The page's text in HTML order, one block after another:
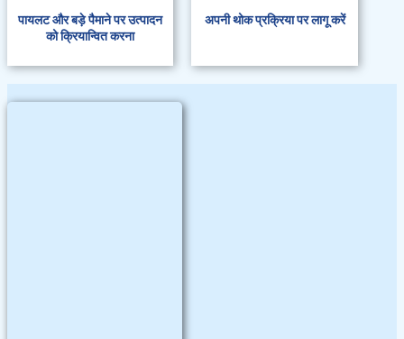
पायलट और बड़े पैमाने पर उत्पादन
को क्रियान्वित करना
अपनी थोक प्रक्रिया पर लागू करें